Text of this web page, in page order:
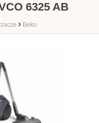
6325 AB
› Beko